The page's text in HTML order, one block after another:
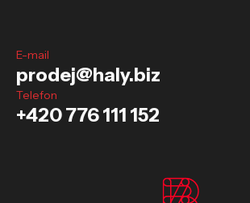
E-mail
prodej@haly.biz
Telefon
+420 776 111 152